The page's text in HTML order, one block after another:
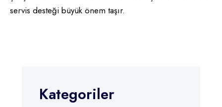
servis desteği büyük önem taşır.
Kategoriler